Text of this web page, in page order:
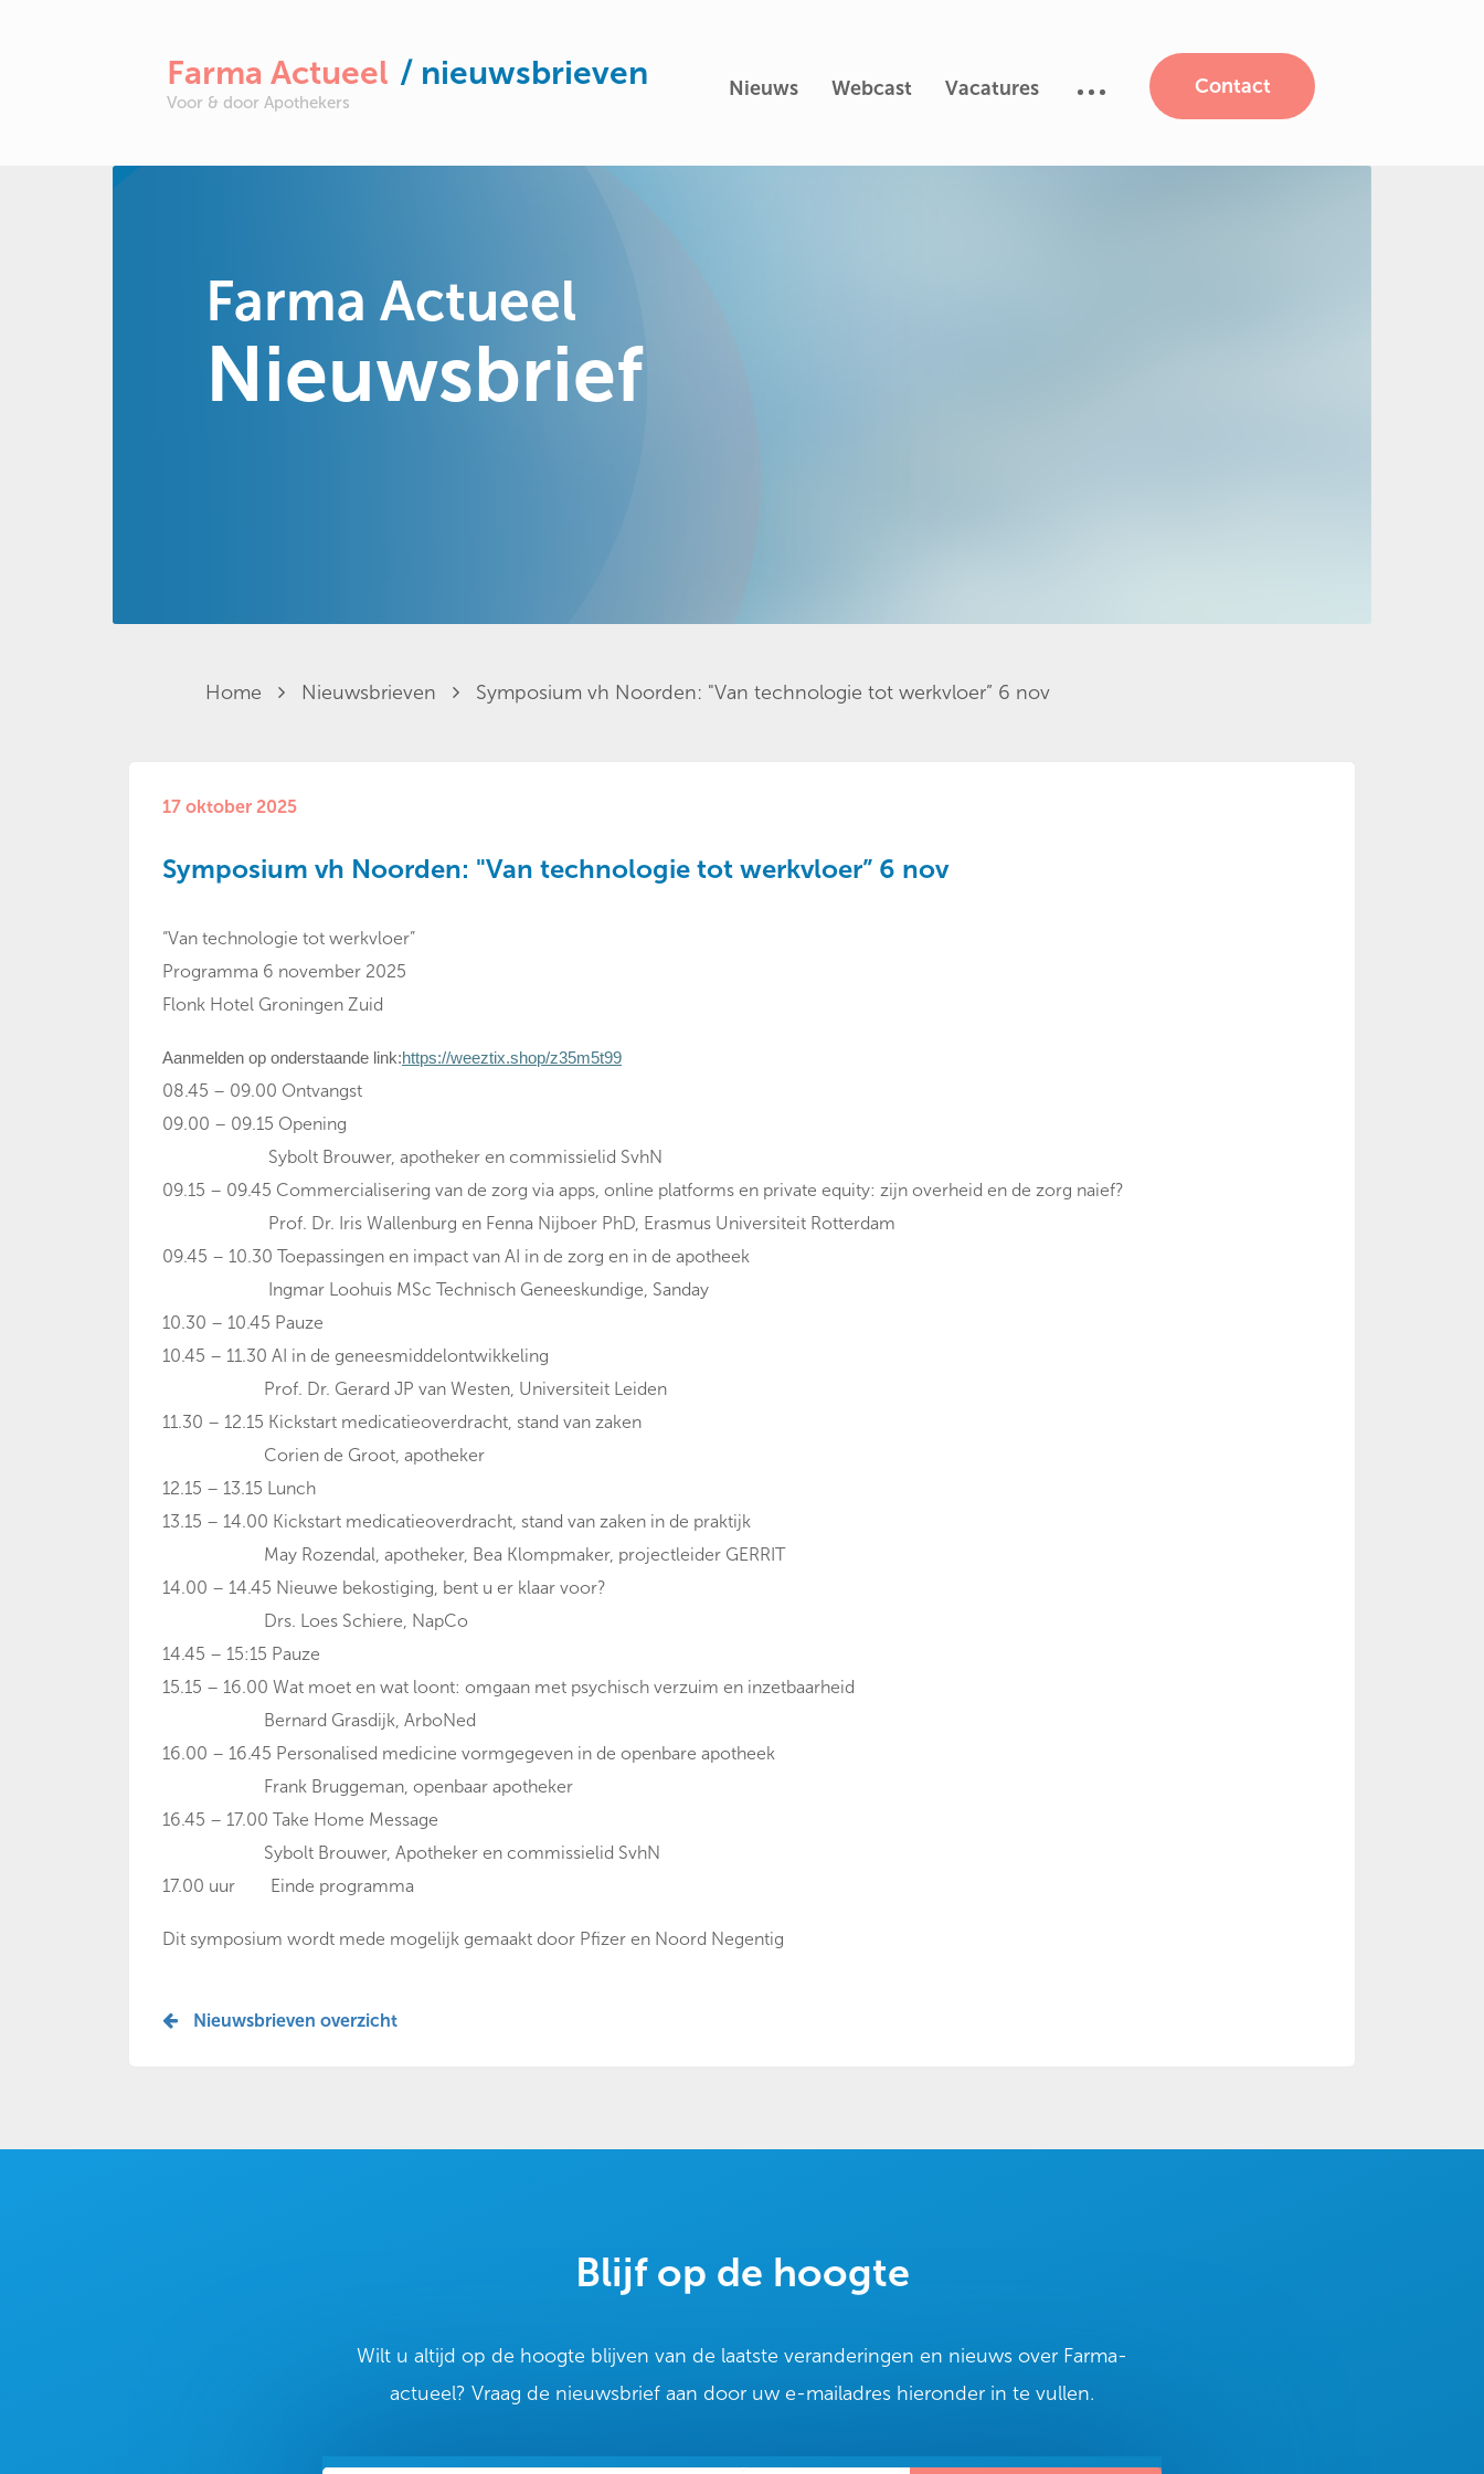
Farma Actueel / nieuwsbrieven
Voor & door Apothekers
Nieuws Webcast Vacatures Contact
Farma Actueel
Nieuwsbrief
Home Nieuwsbrieven Symposium vh Noorden: "Van technologie tot werkvloer” 6 nov
17 oktober 2025
Symposium vh Noorden: "Van technologie tot werkvloer” 6 nov
“Van technologie tot werkvloer”
Programma 6 november 2025
Flonk Hotel Groningen Zuid
Aanmelden op onderstaande link:https://weeztix.shop/z35m5t99
08.45 – 09.00 Ontvangst
09.00 – 09.15 Opening
Sybolt Brouwer, apotheker en commissielid SvhN
09.15 – 09.45 Commercialisering van de zorg via apps, online platforms en private equity: zijn overheid en de zorg naief?
Prof. Dr. Iris Wallenburg en Fenna Nijboer PhD, Erasmus Universiteit Rotterdam
09.45 – 10.30 Toepassingen en impact van AI in de zorg en in de apotheek
Ingmar Loohuis MSc Technisch Geneeskundige, Sanday
10.30 – 10.45 Pauze
10.45 – 11.30 AI in de geneesmiddelontwikkeling
Prof. Dr. Gerard JP van Westen, Universiteit Leiden
11.30 – 12.15 Kickstart medicatieoverdracht, stand van zaken
Corien de Groot, apotheker
12.15 – 13.15 Lunch
13.15 – 14.00 Kickstart medicatieoverdracht, stand van zaken in de praktijk
May Rozendal, apotheker, Bea Klompmaker, projectleider GERRIT
14.00 – 14.45 Nieuwe bekostiging, bent u er klaar voor?
Drs. Loes Schiere, NapCo
14.45 – 15:15 Pauze
15.15 – 16.00 Wat moet en wat loont: omgaan met psychisch verzuim en inzetbaarheid
Bernard Grasdijk, ArboNed
16.00 – 16.45 Personalised medicine vormgegeven in de openbare apotheek
Frank Bruggeman, openbaar apotheker
16.45 – 17.00 Take Home Message
Sybolt Brouwer, Apotheker en commissielid SvhN
17.00 uur Einde programma
Dit symposium wordt mede mogelijk gemaakt door Pfizer en Noord Negentig
Nieuwsbrieven overzicht
Blijf op de hoogte
Wilt u altijd op de hoogte blijven van de laatste veranderingen en nieuws over Farma-
actueel? Vraag de nieuwsbrief aan door uw e-mailadres hieronder in te vullen.